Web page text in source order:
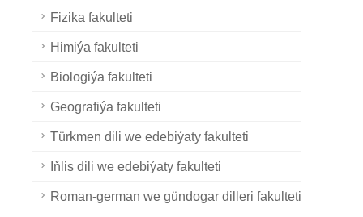
Fizika fakulteti
Himiýa fakulteti
Biologiýa fakulteti
Geografiýa fakulteti
Türkmen dili we edebiýaty fakulteti
Iňlis dili we edebiýaty fakulteti
Roman-german we gündogar dilleri fakulteti